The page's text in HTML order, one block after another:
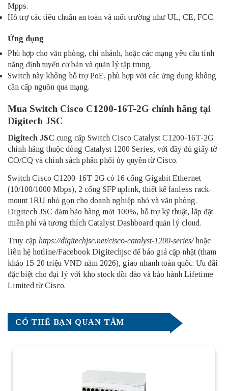
Mpps.
Hỗ trợ các tiêu chuẩn an toàn và môi trường như UL, CE, FCC.
Ứng dụng
Phù hợp cho văn phòng, chi nhánh, hoặc các mạng yêu cầu tính
năng định tuyến cơ bản và quản lý tập trung.
Switch này không hỗ trợ PoE, phù hợp với các ứng dụng không
cần cấp nguồn qua mạng.
Mua Switch Cisco C1200-16T-2G chính hãng tại
Digitech JSC
Digitech JSC cung cấp Switch Cisco Catalyst C1200-16T-2G
chính hãng thuộc dòng Catalyst 1200 Series, với đầy đủ giấy tờ
CO/CQ và chính sách phân phối ủy quyền từ Cisco.
Switch Cisco C1200-16T-2G có 16 cổng Gigabit Ethernet
(10/100/1000 Mbps), 2 cổng SFP uplink, thiết kế fanless rack-
mount 1RU nhỏ gọn cho doanh nghiệp nhỏ và văn phòng.
Digitech JSC đảm bảo hàng mới 100%, hỗ trợ kỹ thuật, lắp đặt
miễn phí và tương thích Catalyst Dashboard quản lý cloud.
Truy cập https://digitechjsc.net/cisco-catalyst-1200-series/hoặc
liên hệ hotline/Facebook Digitechjsc để báo giá cập nhật (tham
khảo 15-20 triệu VND năm 2026), giao nhanh toàn quốc. Ưu đãi
đặc biệt cho đại lý với kho stock dồi dào và bảo hành Lifetime
Limited từ Cisco.
CÓ THỂ BẠN QUAN TÂM